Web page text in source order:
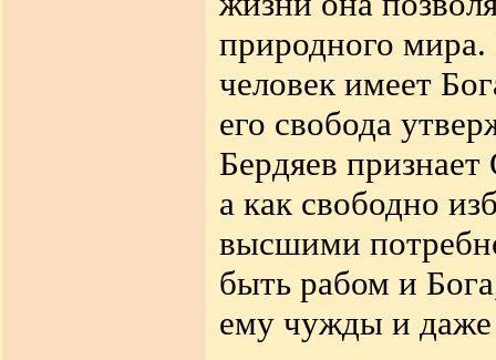
природного
человек имеет
его свобода
Бердяев
а как свободно
высшими
быть рабом и
ему чужды и